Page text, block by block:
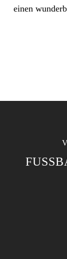
einen